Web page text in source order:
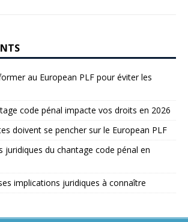
au European PLF pour éviter les
code pénal impacte vos droits en 2026
doivent se pencher sur le European PLF
juridiques du chantage code pénal en
implications juridiques à connaître